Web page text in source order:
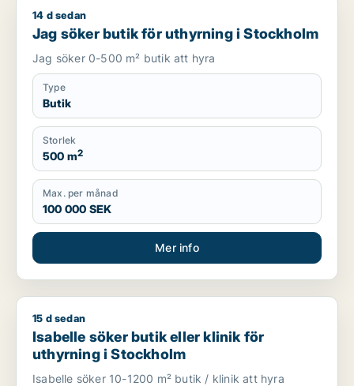
Jag söker butik för uthyrning i Stockholm
14 d sedan
Jag söker butik för uthyrning i Stockholm
Jag söker 0-500 m² butik att hyra
Type
Butik
Storlek
500 m2
Max. per månad
100 000 SEK
Mer info
Isabelle söker butik eller klinik för uthyrning i Stockholm
15 d sedan
Isabelle söker butik eller klinik för
uthyrning i Stockholm
Isabelle söker 10-1200 m² butik / klinik att hyra